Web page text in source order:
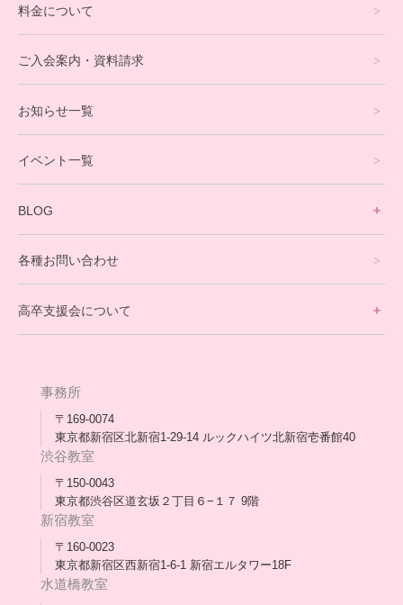
オンラインコース
eスポーツコース
就労支援コース
英会話・海外留学コース
寮生活サポート
卒業生の今
アウトリーチ支援
[家庭訪問カウンセリング]
料金について
ご入会案内・資料請求
お知らせ一覧
イベント一覧
BLOG
保護者交流だより一覧
会長コラム一覧
各種お問い合わせ
高卒支援会について
メディア出演
スタッフ紹介
合格・進路実績
協力団体
事務所
〒169-0074
東京都新宿区北新宿1-29-14 ルックハイツ北新宿壱番館40
渋谷教室
〒150-0043
東京都渋谷区道玄坂２丁目６−１７ 9階
新宿教室
〒160-0023
東京都新宿区西新宿1-6-1 新宿エルタワー18F
水道橋教室